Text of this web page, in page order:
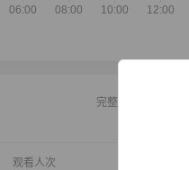
完整榜单
观看人次